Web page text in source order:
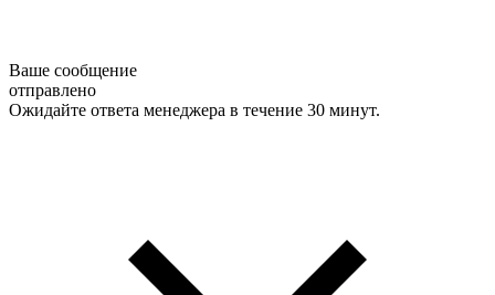
Ваше сообщение
отправлено
Ожидайте ответа менеджера в течение 30 минут.